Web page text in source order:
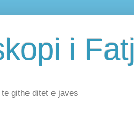
i
githe ditet e javes